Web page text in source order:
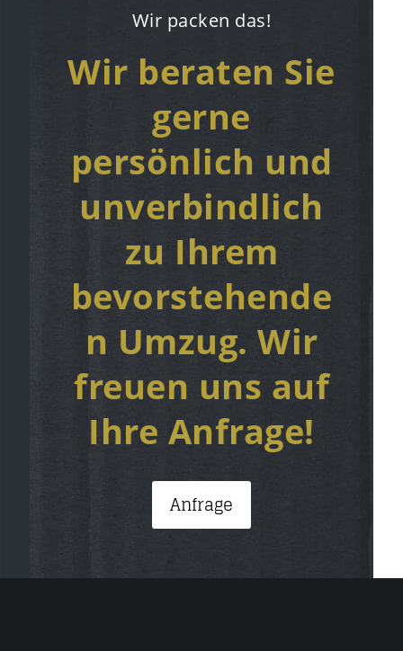
Wir packen das!
Wir beraten Sie
gerne
persönlich und
unverbindlich
zu Ihrem
bevorstehende
n Umzug. Wir
freuen uns auf
Ihre Anfrage!
Anfrage